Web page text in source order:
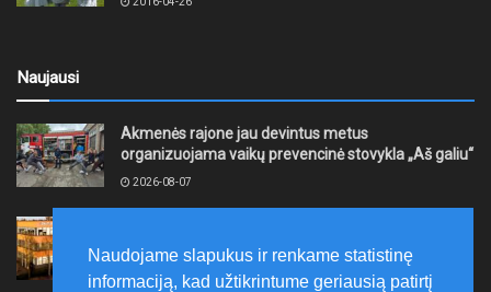
Naujausi
Akmenės rajone jau devintus metus
organizuojama vaikų prevencinė stovykla „Aš galiu“
2026-08-07
smulkiojo ir vidutinio verslo subjektų kūrimąsi
2026-08-07
Naudojame slapukus ir renkame statistinę
informaciją, kad užtikrintume geriausią patirtį